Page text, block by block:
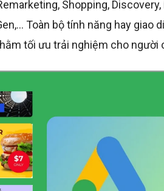
Shopping,
Toàn bộ tính năng hay giao
tối ưu trải nghiệm cho người